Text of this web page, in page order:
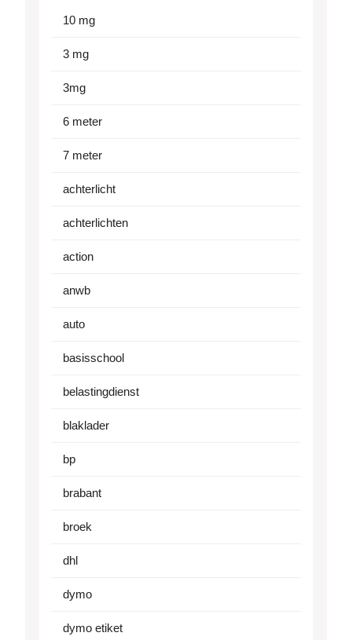
10 mg
3 mg
3mg
6 meter
7 meter
achterlicht
achterlichten
action
anwb
auto
basisschool
belastingdienst
blaklader
bp
brabant
broek
dhl
dymo
dymo etiket